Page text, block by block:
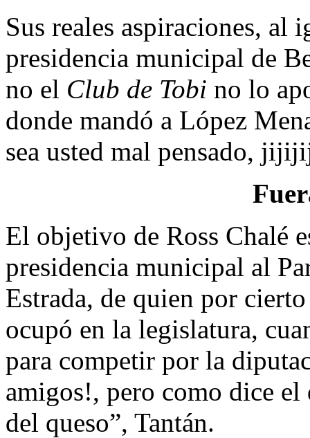
Sus reales aspiraciones, al
presidencia municipal de
no el Club de Tobi no lo
donde mandó a López
sea usted mal pensado,
El objetivo de Ross Chalé
presidencia municipal al
Estrada, de quien por
ocupó en la legislatura,
para competir por la
amigos!, pero como dice
del queso”, Tantán.